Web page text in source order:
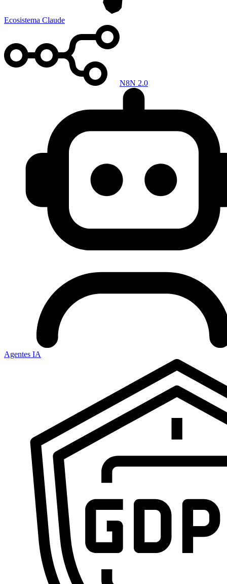
Ecosistema Claude
N8N 2.0
Agentes IA